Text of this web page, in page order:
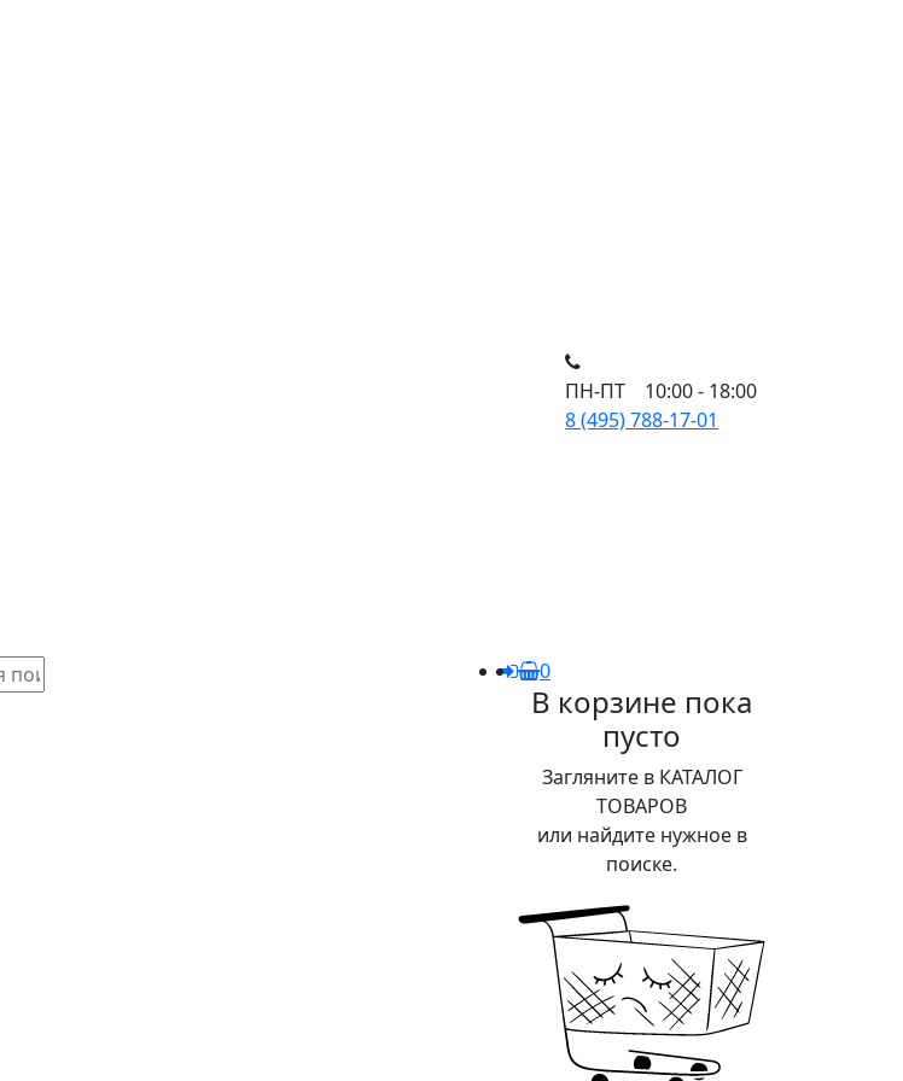
ПН-ПТ 10:00 - 18:00
8 (495) 788-17-01
0
В корзине пока
пусто
Загляните в КАТАЛОГ
ТОВАРОВ
или найдите нужное в
поиске.